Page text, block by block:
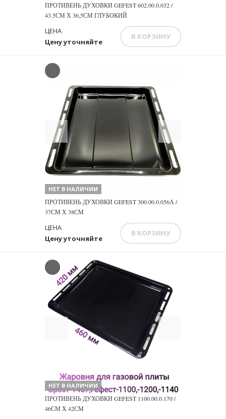
ПРОТИВЕНЬ ДУХОВКИ GEFEST 602.00.0.032 /
43.5СМ Х 36,5СМ ГЛУБОКИЙ
Цену уточняйте
ЦЕНА
В КОРЗИНУ
Previous
НЕТ В НАЛИЧИИ
ПРОТИВЕНЬ ДУХОВКИ GEFEST 300.00.0.056А /
37СМ Х 38СМ
Цену уточняйте
ЦЕНА
В КОРЗИНУ
Previous
НЕТ В НАЛИЧИИ
ПРОТИВЕНЬ ДУХОВКИ GEFEST 1100.00.0.170 /
46СМ Х 42СМ